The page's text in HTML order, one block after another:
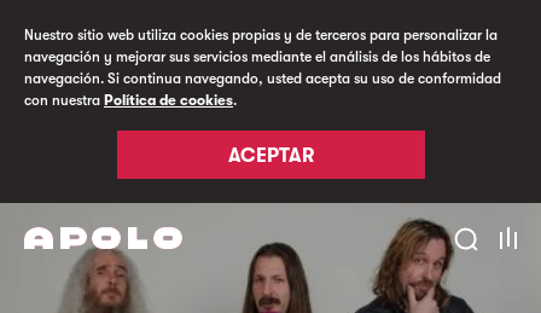
Nuestro sitio web utiliza cookies propias y de terceros para personalizar la
navegación y mejorar sus servicios mediante el análisis de los hábitos de
navegación. Si continua navegando, usted acepta su uso de conformidad
con nuestra Política de cookies.
ACEPTAR